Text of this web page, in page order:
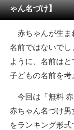
メディア
注目記事を集めた
ITの今と未来を見
スマホと通信の最
ビジネスと働き方
ゃん名づけ】
赤ちゃんが生ま
名前ではないでし
ように、名前はと
子どもの名前を考
今回は「無料 赤
赤ちゃん名づけ
をランキング形